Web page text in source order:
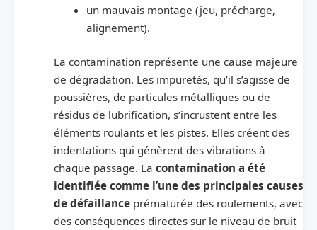
un mauvais montage (jeu, précharge,
alignement).
La contamination représente une cause majeure
de dégradation. Les impuretés, qu’il s’agisse de
poussières, de particules métalliques ou de
résidus de lubrification, s’incrustent entre les
éléments roulants et les pistes. Elles créent des
indentations qui génèrent des vibrations à
chaque passage. La contamination a été
identifiée comme l’une des principales causes
de défaillance prématurée des roulements, avec
des conséquences directes sur le niveau de bruit